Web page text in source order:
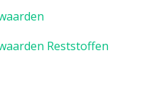
Reststoffen